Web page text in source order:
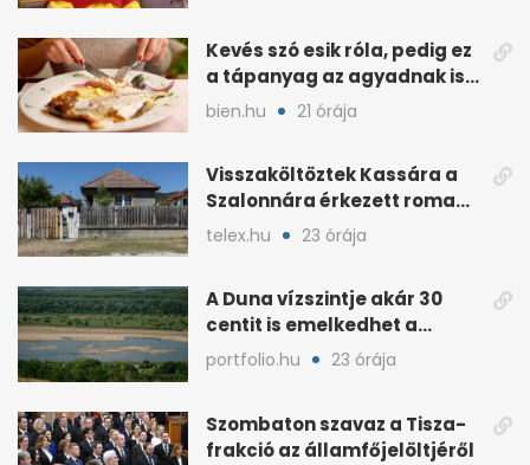
Kevés szó esik róla, pedig ez
a tápanyag az agyadnak is
kell
bien.hu 21 órája
Visszaköltöztek Kassára a
Szalonnára érkezett roma
családok
telex.hu 23 órája
A Duna vízszintje akár 30
centit is emelkedhet a
nyugati esők után
portfolio.hu 23 órája
Szombaton szavaz a Tisza-
frakció az államfőjelöltjéről